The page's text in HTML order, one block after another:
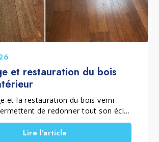
et restauration du bois
et la restauration du bois verni
de redonner tout son éclat
verni mat ou brillant qui a perdu sa
homogénéité et sa couleur à cause
Lire l'article